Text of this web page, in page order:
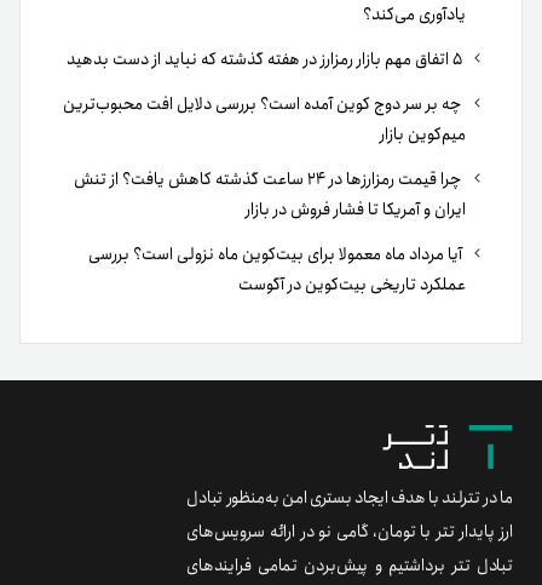
یادآوری می‌کند؟
چه بر سر دوج کوین آمده است؟ بررسی دلایل افت محبوب‌ترین
میم‌کوین بازار
چرا قیمت رمزارزها در ۲۴ ساعت گذشته کاهش یافت؟ از تنش
ایران و آمریکا تا فشار فروش در بازار
آیا مرداد ماه معمولا برای بیت‌کوین ماه نزولی است؟ بررسی
عملکرد تاریخی بیت‌کوین در آگوست
ما در تترلند با هدف ایجاد بستری امن به‌منظور تبادل
ارز پایدار تتر با تومان، گامی نو در ارائه سرویس‌های
تبادل تتر برداشتیم و پیش‌بردن تمامی فرایندهای